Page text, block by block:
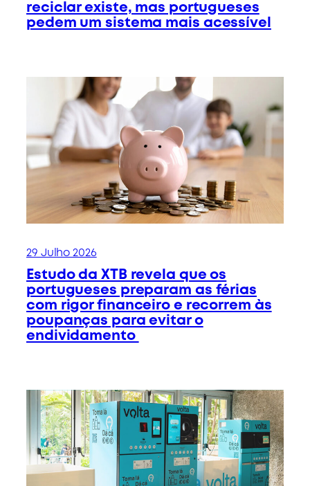
reciclar existe, mas portugueses
pedem um sistema mais acessível
29 Julho 2026
Estudo da XTB revela que os
portugueses preparam as férias
com rigor financeiro e recorrem às
poupanças para evitar o
endividamento